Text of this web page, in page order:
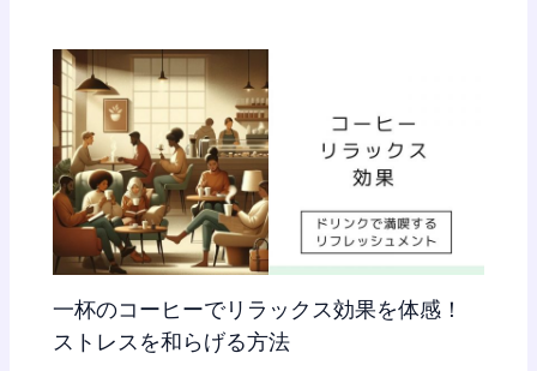
一杯のコーヒーでリラックス効果を体感！
ストレスを和らげる方法